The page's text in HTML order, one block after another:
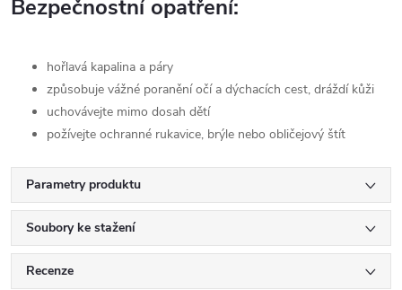
Bezpečnostní opatření:
hořlavá kapalina a páry
způsobuje vážné poranění očí a dýchacích cest, dráždí kůži
uchovávejte mimo dosah dětí
požívejte ochranné rukavice, brýle nebo obličejový štít
Parametry produktu
Soubory ke stažení
Recenze